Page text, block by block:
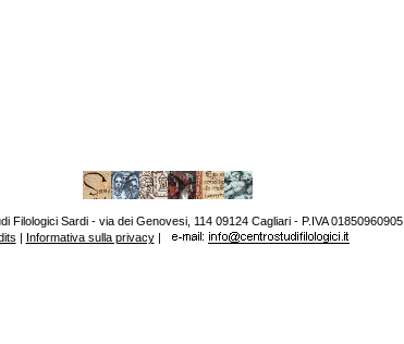
Filologici Sardi - via dei Genovesi, 114 09124 Cagliari - P.IVA 01850960905
| Informativa sulla privacy|